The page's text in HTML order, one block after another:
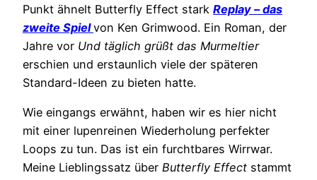
Punkt ähnelt Butterfly Effect stark Replay – das
zweite Spiel von Ken Grimwood. Ein Roman, der
Jahre vor Und täglich grüßt das Murmeltier
erschien und erstaunlich viele der späteren
Standard-Ideen zu bieten hatte.
Wie eingangs erwähnt, haben wir es hier nicht
mit einer lupenreinen Wiederholung perfekter
Loops zu tun. Das ist ein furchtbares Wirrwar.
Meine Lieblingssatz über Butterfly Effect stammt